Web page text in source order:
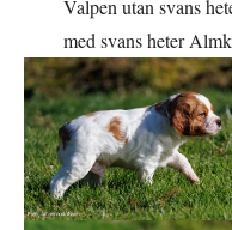
Valpen utan svans
med svans heter